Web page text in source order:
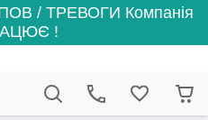
/ ТРЕВОГИ Компанія
!